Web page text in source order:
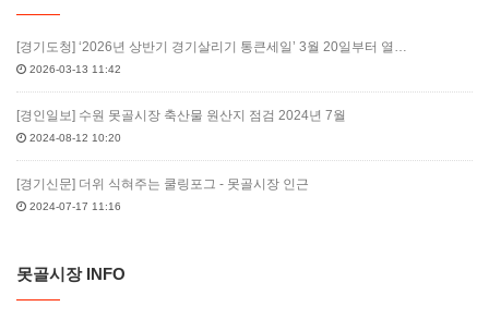
[경기도청] ‘2026년 상반기 경기살리기 통큰세일’ 3월 20일부터 열…
2026-03-13 11:42
[경인일보] 수원 못골시장 축산물 원산지 점검 2024년 7월
2024-08-12 10:20
[경기신문] 더위 식혀주는 쿨링포그 - 못골시장 인근
2024-07-17 11:16
못골시장 INFO